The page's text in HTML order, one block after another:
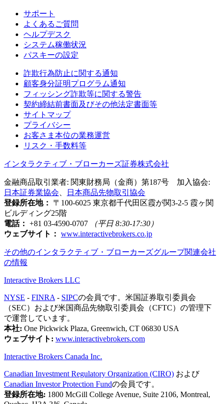
サポート
よくあるご質問
ヘルプデスク
システム稼働状況
パスキーの設定
詐欺行為防止に関する通知
顧客身分証明プログラム通知
フィッシング詐欺等に関する警告
契約締結前書面及びその他法定書面等
サイトマップ
プライバシー
お客さま本位の業務運営
リスク・手数料等
インタラクティブ・ブローカーズ証券株式会社
金融商品取引業者: 関東財務局（金商）第187号 加入協会:
日本証券業協会
日本商品先物取引協会
登録所在地：
〒100-6025 東京都千代田区霞が関3-2-5 霞ヶ関
ビルディング25階
電話： +81 03-4590-0707
（平日 8:30-17:30）
ウェブサイト： www.interactivebrokers.co.jp
その他のインタラクティブ・ブローカーズグループ関連会社
の情報
Interactive Brokers LLC
NYSE - FINRA - SIPCの会員です。米国証券取引委員会
（SEC）および米国商品先物取引委員会（CFTC）の管理下
で運営しています。
本社: One Pickwick Plaza, Greenwich, CT 06830 USA
ウェブサイト: www.interactivebrokers.com
Interactive Brokers Canada Inc.
Canadian Investment Regulatory Organization (CIRO) および
Canadian Investor Protection Fundの会員です。
登録所在地: 1800 McGill College Avenue, Suite 2106, Montreal,